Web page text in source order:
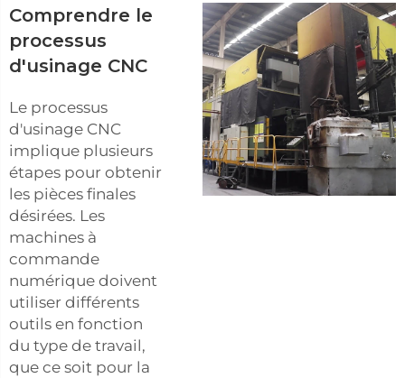
Comprendre le
processus
d'usinage CNC
Le processus
d'usinage CNC
implique plusieurs
étapes pour obtenir
les pièces finales
désirées. Les
machines à
commande
numérique doivent
utiliser différents
outils en fonction
du type de travail,
que ce soit pour la